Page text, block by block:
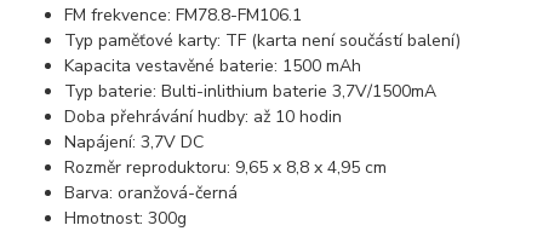
FM frekvence: FM78.8-FM106.1
Typ paměťové karty: TF (karta není součástí balení)
Kapacita vestavěné baterie: 1500 mAh
Typ baterie: Bulti-inlithium baterie 3,7V/1500mA
Doba přehrávání hudby: až 10 hodin
Napájení: 3,7V DC
Rozměr reproduktoru: 9,65 x 8,8 x 4,95 cm
Barva: oranžová-černá
Hmotnost: 300g